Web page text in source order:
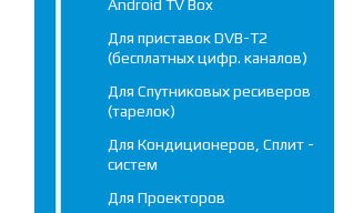
Android TV Box
Для приставок DVB-T2
(бесплатных цифр. каналов)
Для Спутниковых ресиверов
(тарелок)
Для Кондиционеров, Сплит -
систем
Для Проекторов